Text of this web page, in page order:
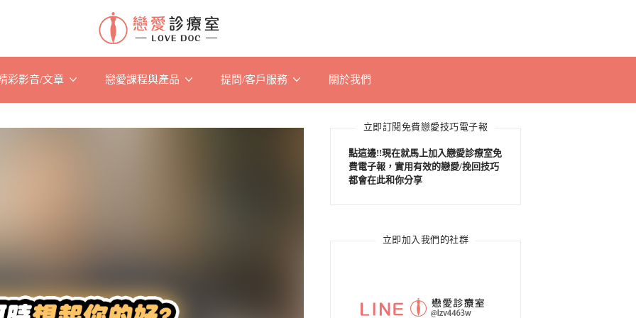
彩影音/文章 戀愛課程與產品 提問/客戶服務 關於我們
立即訂閱免費戀愛技巧電子報
點這邊!!現在就馬上加入戀愛診療室免
費電子報，實用有效的戀愛/挽回技巧
都會在此和你分享
立即加入我們的社群